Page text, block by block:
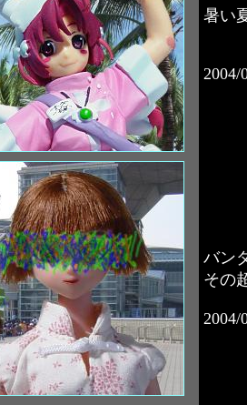
暑い
2004/
バン
その
2004/